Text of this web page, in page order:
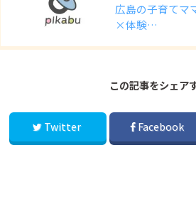
広島の子育てマ
×体験…
この記事をシェア
Twitter Facebook